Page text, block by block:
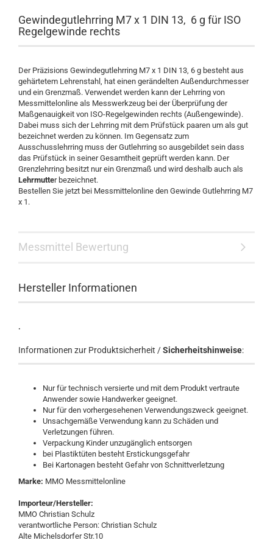
Gewindegutlehrring M7 x 1 DIN 13, 6 g für ISO
Regelgewinde rechts
Der Präzisions Gewindegutlehrring M7 x 1 DIN 13, 6 g besteht aus
gehärtetem Lehrenstahl, hat einen gerändelten Außendurchmesser
und ein Grenzmaß. Verwendet werden kann der Lehrring von
Messmittelonline als Messwerkzeug bei der Überprüfung der
Maßgenauigkeit von ISO-Regelgewinden rechts (Außengewinde).
Dabei muss sich der Lehrring mit dem Prüfstück paaren um als gut
bezeichnet werden zu können. Im Gegensatz zum
Ausschusslehrring muss der Gutlehrring so ausgebildet sein dass
das Prüfstück in seiner Gesamtheit geprüft werden kann. Der
Grenzlehrring besitzt nur ein Grenzmaß und wird deshalb auch als
Lehrmutter bezeichnet.
Bestellen Sie jetzt bei Messmittelonline den Gewinde Gutlehrring M7
x 1.
Messmittel Bewertung
Hersteller Informationen
.
Informationen zur Produktsicherheit /Sicherheitshinweise:
Nur für technisch versierte und mit dem Produkt vertraute
Anwender sowie Handwerker geeignet.
Nur für den vorhergesehenen Verwendungszweck geeignet.
Unsachgemäße Verwendung kann zu Schäden und
Verletzungen führen.
Verpackung Kinder unzugänglich entsorgen
bei Plastiktüten besteht Erstickungsgefahr
Bei Kartonagen besteht Gefahr von Schnittverletzung
Marke: MMO Messmittelonline
Importeur/Hersteller:
MMO Christian Schulz
verantwortliche Person: Christian Schulz
Alte Michelsdorfer Str.10